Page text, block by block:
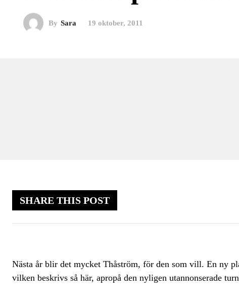
By Sara 19 oktober, 2011
SHARE THIS POST
Nästa år blir det mycket Thåström, för den som vill. En ny
vilken beskrivs så här, apropå den nyligen utannonserade